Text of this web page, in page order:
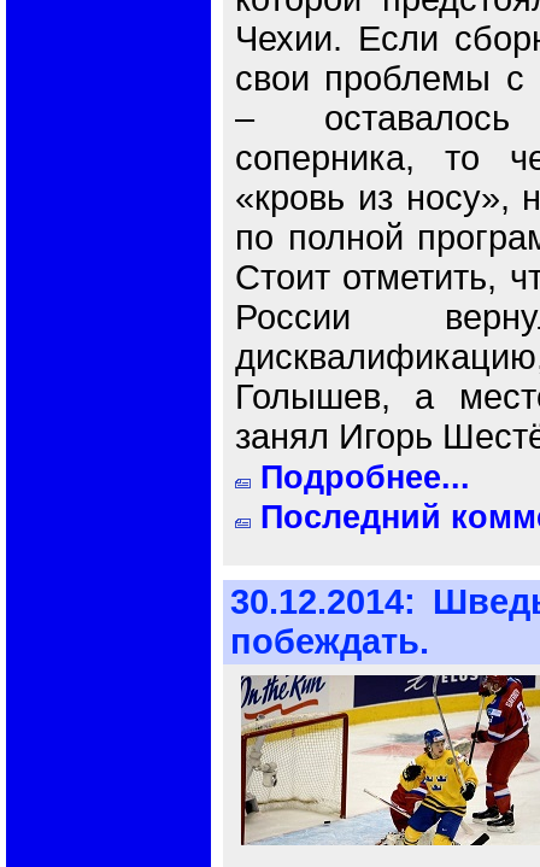
Чехии. Если
свои проблемы с
–
соперника, то
«кровь из носу»,
по полной
Стоит отметить,
России
Голышев, а
занял Игорь
Подробнее...
Последний
30.12.2014:
побеждать.